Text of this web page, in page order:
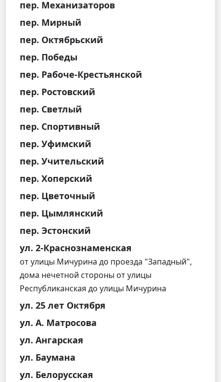
пер. Механизаторов
пер. Мирный
пер. Октябрьский
пер. Победы
пер. Рабоче-Крестьянской
пер. Ростовский
пер. Светлый
пер. Спортивный
пер. Уфимский
пер. Учительский
пер. Хоперский
пер. Цветочный
пер. Цымлянский
пер. Эстонский
ул. 2-Краснознаменская
от улицы Мичурина до проезда "Западный",
дома нечетной стороны от улицы
Республиканская до улицы Мичурина
ул. 25 лет Октября
ул. А. Матросова
ул. Ангарская
ул. Баумана
ул. Белорусская